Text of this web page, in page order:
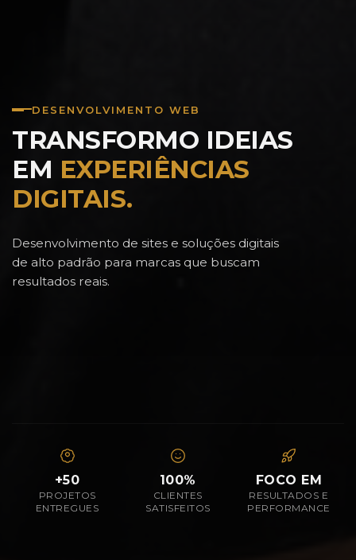
DESENVOLVIMENTO WEB
TRANSFORMO IDEIAS
EM EXPERIÊNCIAS
DIGITAIS.
Desenvolvimento de sites e soluções digitais
de alto padrão para marcas que buscam
resultados reais.
+50
PROJETOS
ENTREGUES
100%
CLIENTES
SATISFEITOS
FOCO EM
RESULTADOS E
PERFORMANCE